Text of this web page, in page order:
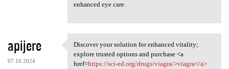
enhanced eye care.
apijere
07.10.2024
Discover your solution for
Discover your solution for enhanced vitality;
explore trusted options and purchase <a
href=https://sci-ed.org/drugs/viagra/>viagra</a>